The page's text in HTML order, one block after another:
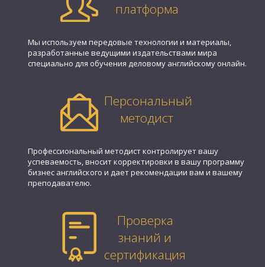
платформа
Мы используем передовые технологии и материалы,
разработанные ведущими издательствами мира
специально для обучения деловому английскому онлайн.
Персональный
методист
Профессиональный методист контролирует вашу
успеваемость, вносит корректировки в вашу программу
бизнес английского и дает рекомендации вам и вашему
преподавателю.
Проверка
знаний и
сертификация